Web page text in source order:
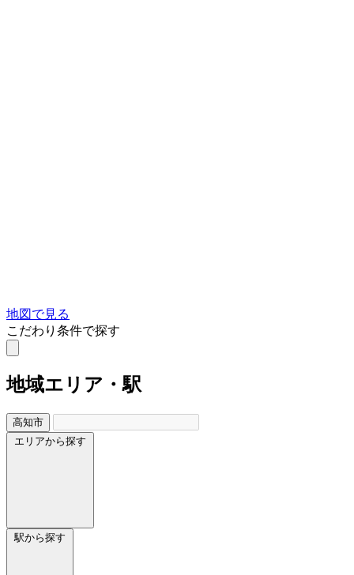
地図で見る
こだわり条件で探す
地域エリア・駅
高知市
エリアから探す
駅から探す